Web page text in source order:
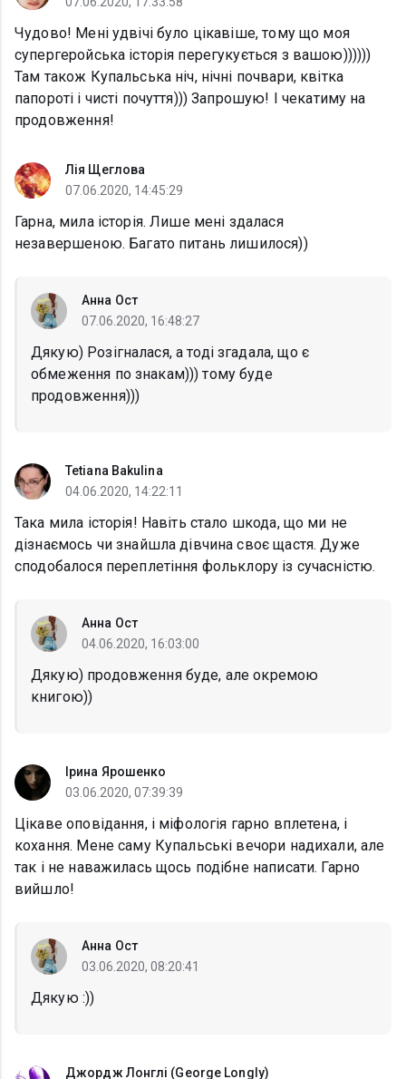
Чудово! Мені удвічі було цікавіше, тому що моя
супергеройська історія перегукується з вашою))))))
Там також Купальська ніч, нічні почвари, квітка
папороті і чисті почуття))) Запрошую! І чекатиму на
продовження!
Лія Щеглова
07.06.2020, 14:45:29
Гарна, мила історія. Лише мені здалася
незавершеною. Багато питань лишилося))
Анна Ост
07.06.2020, 16:48:27
Дякую) Розігналася, а тоді згадала, що є
обмеження по знакам))) тому буде
продовження)))
Tetiana Bakulina
04.06.2020, 14:22:11
Така мила історія! Навіть стало шкода, що ми не
дізнаємось чи знайшла дівчина своє щастя. Дуже
сподобалося переплетіння фольклору із сучасністю.
Анна Ост
04.06.2020, 16:03:00
Дякую) продовження буде, але окремою
книгою))
Ірина Ярошенко
03.06.2020, 07:39:39
Цікаве оповідання, і міфологія гарно вплетена, і
кохання. Мене саму Купальські вечори надихали, але
так і не наважилась щось подібне написати. Гарно
вийшло!
Анна Ост
03.06.2020, 08:20:41
Дякую :))
Джордж Лонглі (George Longly)